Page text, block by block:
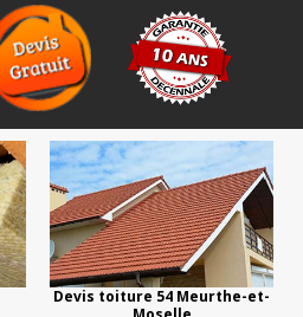
Devis toiture 54 Meurthe-et-